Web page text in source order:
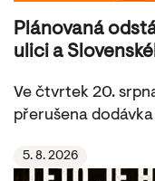
Plánovaná
ulici a
Ve čtvrtek 20.
přerušena
5. 8. 2026